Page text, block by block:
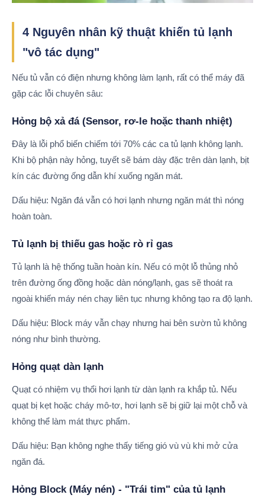
4 Nguyên nhân kỹ thuật khiến tủ lạnh
"vô tác dụng"
Nếu tủ vẫn có điện nhưng không làm lạnh, rất có thể máy đã
gặp các lỗi chuyên sâu:
Hỏng bộ xả đá (Sensor, rơ-le hoặc thanh nhiệt)
Đây là lỗi phổ biến chiếm tới 70% các ca tủ lạnh không lạnh.
Khi bộ phận này hỏng, tuyết sẽ bám dày đặc trên dàn lạnh, bịt
kín các đường ống dẫn khí xuống ngăn mát.
Dấu hiệu: Ngăn đá vẫn có hơi lạnh nhưng ngăn mát thì nóng
hoàn toàn.
Tủ lạnh bị thiếu gas hoặc rò rỉ gas
Tủ lạnh là hệ thống tuần hoàn kín. Nếu có một lỗ thủng nhỏ
trên đường ống đồng hoặc dàn nóng/lạnh, gas sẽ thoát ra
ngoài khiến máy nén chạy liên tục nhưng không tạo ra độ lạnh.
Dấu hiệu: Block máy vẫn chạy nhưng hai bên sườn tủ không
nóng như bình thường.
Hỏng quạt dàn lạnh
Quạt có nhiệm vụ thổi hơi lạnh từ dàn lạnh ra khắp tủ. Nếu
quạt bị kẹt hoặc cháy mô-tơ, hơi lạnh sẽ bị giữ lại một chỗ và
không thể làm mát thực phẩm.
Dấu hiệu: Bạn không nghe thấy tiếng gió vù vù khi mở cửa
ngăn đá.
Hỏng Block (Máy nén) - "Trái tim" của tủ lạnh